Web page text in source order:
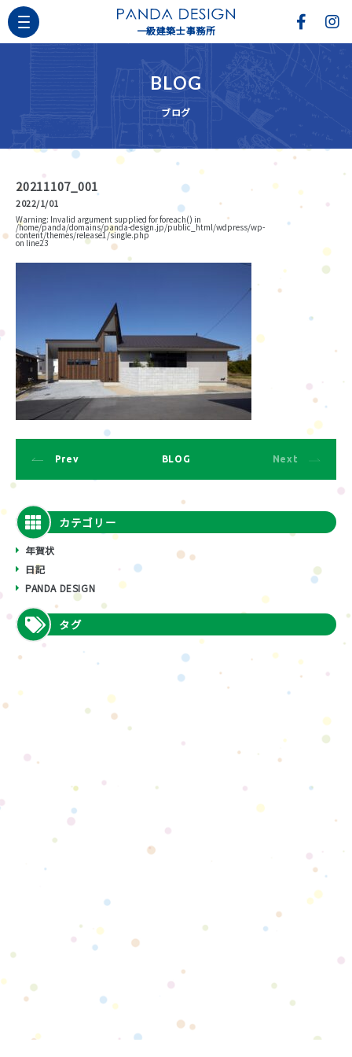
一級建築士事務所
BLOG
ブログ
20211107_001
2022/1/01
Warning: Invalid argument supplied for foreach() in
/home/panda/domains/panda-design.jp/public_html/wdpress/wp-
content/themes/release1/single.php
on line23
Prev BLOG Next
カテゴリー
年賀状
日記
PANDA DESIGN
タグ